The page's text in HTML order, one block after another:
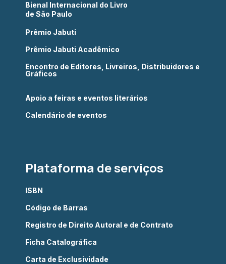
Bienal Internacional do Livro
de São Paulo
Prêmio Jabuti
Prêmio Jabuti Acadêmico
Encontro de Editores, Livreiros, Distribuidores e
Gráficos
Apoio a feiras e eventos literários
Calendário de eventos
Plataforma de serviços
ISBN
Código de Barras
Registro de Direito Autoral e de Contrato
Ficha Catalográfica
Carta de Exclusividade